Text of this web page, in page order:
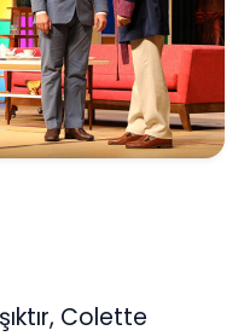
Colette